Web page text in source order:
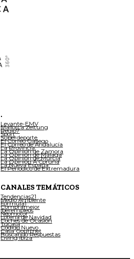
.
Levante-EMV
Mallorca Zeitung
Regio7
Sport
Superdeporte
El Correo Gallego
El Correo de Andalucía
La Provincia
La Opinión de Zamora
La Opinión de Málaga
La Opinión de Murcia
La Opinión A Coruña
La Nueva España
El Periódico de Extremadura
CANALES TEMÁTICOS
Tendencias21
Medio Ambiente
Fórmula1
Compramejor
Iberempleos
Neomotor
Lotería de Navidad
Coches de Ocasión
Tucasa
Código Nuevo
Casa Gourmet
Buscando Respuestas
Living Ibiza